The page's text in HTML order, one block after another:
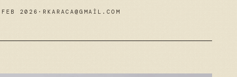
2026 · RKARACA@GMAIL.COM